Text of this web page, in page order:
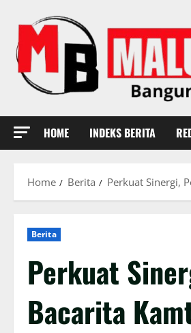
content
HOME INDEKS BERITA
Home Berita Perkuat Sinergi,
Berita
Perkuat
Bacarita